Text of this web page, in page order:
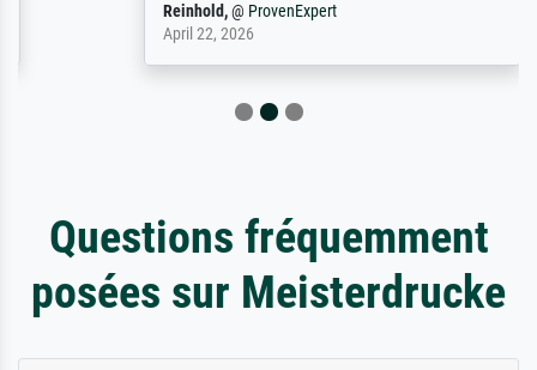
Reinhold,@ProvenExpert
April 22, 2026
Questions fréquemment
posées sur Meisterdrucke